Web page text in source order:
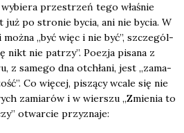
prze­strzeń tego wła­śnie
już po stro­nie bycia, ani nie bycia. W
„być więc i nie być”, szcze­gól­
nikt nie patrzy”. Poezja pisa­na z
z same­go dna otchła­ni, jest „zama­
Co wię­cej, piszą­cy wca­le się nie
zamia­rów i w wier­szu „Zmie­nia to
otwar­cie przy­zna­je: